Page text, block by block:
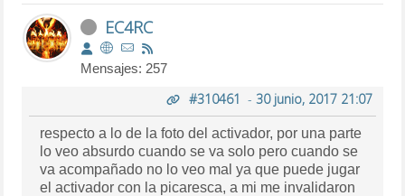
EC4RC
Mensajes: 257
#310461 - 30 junio, 2017 21:07
respecto a lo de la foto del activador, por una parte
lo veo absurdo cuando se va solo pero cuando se
va acompañado no lo veo mal ya que puede jugar
el activador con la picaresca, a mi me invalidaron